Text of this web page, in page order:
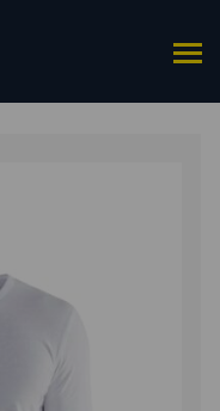
/ T-SHIRT LANGE